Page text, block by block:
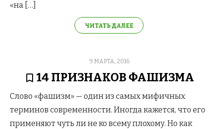
«на […]
ЧИТАТЬ ДАЛЕЕ
POSTED
9 МАРТА, 2016
14 ПРИЗНАКОВ ФАШИЗМА
Слово «фашизм» — один из самых мифичных
терминов современности. Иногда кажется, что его
применяют чуть ли не ко всему плохому. Но как